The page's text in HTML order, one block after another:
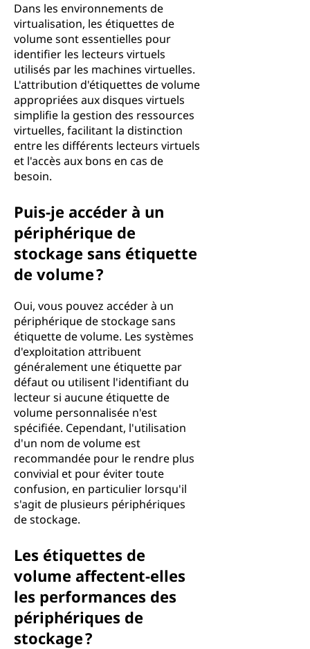
Dans les environnements de
virtualisation, les étiquettes de
volume sont essentielles pour
identifier les lecteurs virtuels
utilisés par les machines virtuelles.
L'attribution d'étiquettes de volume
appropriées aux disques virtuels
simplifie la gestion des ressources
virtuelles, facilitant la distinction
entre les différents lecteurs virtuels
et l'accès aux bons en cas de
besoin.
Puis-je accéder à un
périphérique de
stockage sans étiquette
de volume ?
Oui, vous pouvez accéder à un
périphérique de stockage sans
étiquette de volume. Les systèmes
d'exploitation attribuent
généralement une étiquette par
défaut ou utilisent l'identifiant du
lecteur si aucune étiquette de
volume personnalisée n'est
spécifiée. Cependant, l'utilisation
d'un nom de volume est
recommandée pour le rendre plus
convivial et pour éviter toute
confusion, en particulier lorsqu'il
s'agit de plusieurs périphériques
de stockage.
Les étiquettes de
volume affectent-elles
les performances des
périphériques de
stockage ?